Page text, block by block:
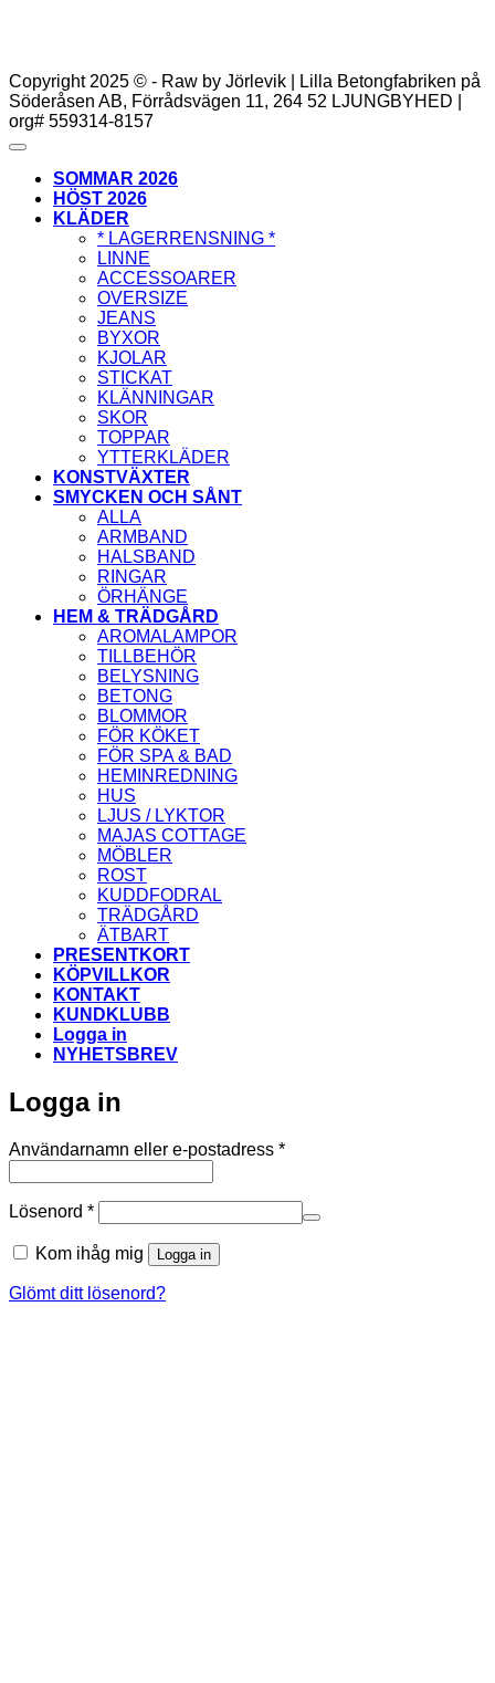
Copyright 2025 © - Raw by Jörlevik | Lilla Betongfabriken på
Söderåsen AB, Förrådsvägen 11, 264 52 LJUNGBYHED |
org# 559314-8157
SOMMAR 2026
HÖST 2026
KLÄDER
* LAGERRENSNING *
LINNE
ACCESSOARER
OVERSIZE
JEANS
BYXOR
KJOLAR
STICKAT
KLÄNNINGAR
SKOR
TOPPAR
YTTERKLÄDER
KONSTVÄXTER
SMYCKEN OCH SÅNT
ALLA
ARMBAND
HALSBAND
RINGAR
ÖRHÄNGE
HEM & TRÄDGÅRD
AROMALAMPOR
TILLBEHÖR
BELYSNING
BETONG
BLOMMOR
FÖR KÖKET
FÖR SPA & BAD
HEMINREDNING
HUS
LJUS / LYKTOR
MAJAS COTTAGE
MÖBLER
ROST
KUDDFODRAL
TRÄDGÅRD
ÄTBART
PRESENTKORT
KÖPVILLKOR
KONTAKT
KUNDKLUBB
Logga in
NYHETSBREV
Logga in
Användarnamn eller e-postadress *Obligatoriskt
Lösenord *Obligatoriskt
Kom ihåg mig Logga in
Glömt ditt lösenord?